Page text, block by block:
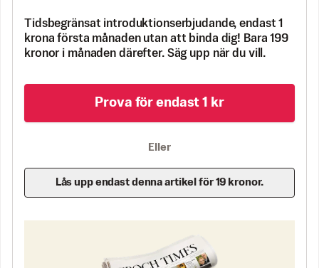
Tidsbegränsat introduktionserbjudande, endast 1
krona första månaden utan att binda dig! Bara 199
kronor i månaden därefter. Säg upp när du vill.
Prova för endast 1 kr
Eller
Lås upp endast denna artikel för 19 kronor.